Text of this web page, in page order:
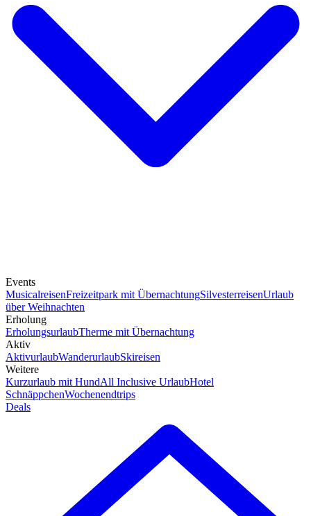
Events
MusicalreisenFreizeitpark mit ÜbernachtungSilvesterreisenUrlaub
über Weihnachten
Erholung
ErholungsurlaubTherme mit Übernachtung
Aktiv
AktivurlaubWanderurlaubSkireisen
Weitere
Kurzurlaub mit HundAll Inclusive UrlaubHotel
SchnäppchenWochenendtrips
Deals